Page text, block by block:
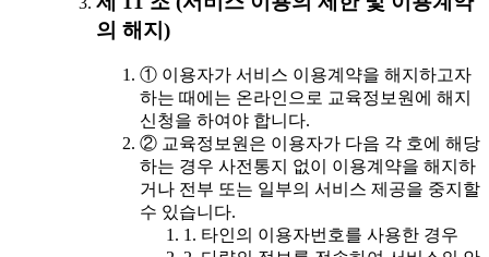
의 해지)
① 이용자가 서비스 이용계약을 해지하고자
하는 때에는 온라인으로 교육정보원에 해지
신청을 하여야 합니다.
② 교육정보원은 이용자가 다음 각 호에 해당
하는 경우 사전통지 없이 이용계약을 해지하
거나 전부 또는 일부의 서비스 제공을 중지할
수 있습니다.
1. 타인의 이용자번호를 사용한 경우